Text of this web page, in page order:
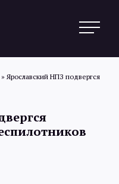
» Ярославский НПЗ подвергся